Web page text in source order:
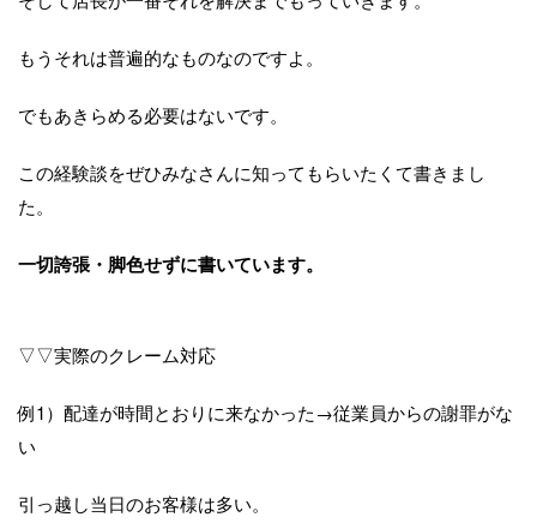
もうそれは普遍的なものなのですよ。
でもあきらめる必要はないです。
この経験談をぜひみなさんに知ってもらいたくて書きまし
た。
一切誇張・脚色せずに書いています。
▽▽実際のクレーム対応
例1）配達が時間とおりに来なかった→従業員からの謝罪がな
い
引っ越し当日のお客様は多い。